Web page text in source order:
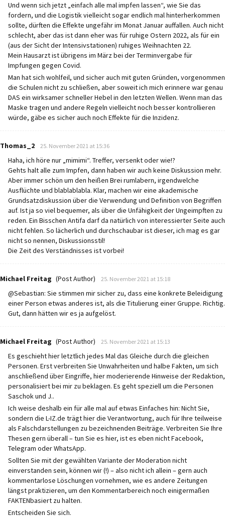
Und wenn sich jetzt „einfach alle mal impfen lassen“, wie Sie das
fordern, und die Logistik vielleicht sogar endlich mal hinterherkommen
sollte, dürften die Effekte ungefähr im Monat Januar auffallen. Auch nicht
schlecht, aber das ist dann eher was für ruhige Ostern 2022, als für ein
(aus der Sicht der Intensivstationen) ruhiges Weihnachten 22.
Mein Hausarzt ist übrigens im März bei der Terminvergabe für
Impfungen gegen Covid.
Man hat sich wohlfeil, und sicher auch mit guten Gründen, vorgenommen
die Schulen nicht zu schließen, aber soweit ich mich erinnere war genau
DAS ein wirksamer schneller Hebel in den letzten Wellen. Wenn man das
Maske tragen und andere Regeln vielleicht noch besser kontrollieren
würde, gäbe es sicher auch noch Effekte für die Inzidenz.
Thomas_2 says:
25. November 2021 at 15:36
Haha, ich höre nur „mimimi“. Treffer, versenkt oder wie!?
Gehts halt alle zum Impfen, dann haben wir auch keine Diskussion mehr.
Aber immer schön um den heißen Brei rumlabern, irgendwelche
Ausflüchte und blablablabla. Klar, machen wir eine akademische
Grundsatzdiskussion über die Verwendung und Definition von Begriffen
auf. Ist ja so viel bequemer, als über die Unfähigkeit der Ungeimpften zu
reden. Ein Bisschen Antifa darf da natürlich von interessierter Seite auch
nicht fehlen. So lächerlich und durchschaubar ist dieser, ich mag es gar
nicht so nennen, Diskussionsstil!
Die Zeit des Verständnisses ist vorbei!
Michael Freitag (Post Author) says:
25. November 2021 at 15:18
@Sebastian: Sie stimmen mir sicher zu, dass eine konkrete Beleidigung
einer Person etwas anderes ist, als die Titulierung einer Gruppe. Richtig.
Gut, dann hätten wir es ja aufgelöst.
Michael Freitag (Post Author) says:
25. November 2021 at 15:13
Es geschieht hier letztlich jedes Mal das Gleiche durch die gleichen
Personen. Erst verbreiten Sie Unwahrheiten und halbe Fakten, um sich
anschließend über Eingriffe, hier moderierende Hinweise der Redaktion,
personalisiert bei mir zu beklagen. Es geht speziell um die Personen
Saschok und J..
Ich weise deshalb ein für alle mal auf etwas Einfaches hin: Nicht Sie,
sondern die L-IZ.de trägt hier die Verantwortung, auch für Ihre teilweise
als Falschdarstellungen zu bezeichnenden Beiträge. Verbreiten Sie Ihre
Thesen gern überall – tun Sie es hier, ist es eben nicht Facebook,
Telegram oder WhatsApp.
Sollten Sie mit der gewählten Variante der Moderation nicht
einverstanden sein, können wir (!) – also nicht ich allein – gern auch
kommentarlose Löschungen vornehmen, wie es andere Zeitungen
längst praktizieren, um den Kommentarbereich noch einigermaßen
FAKTENbasiert zu halten.
Entscheiden Sie sich.